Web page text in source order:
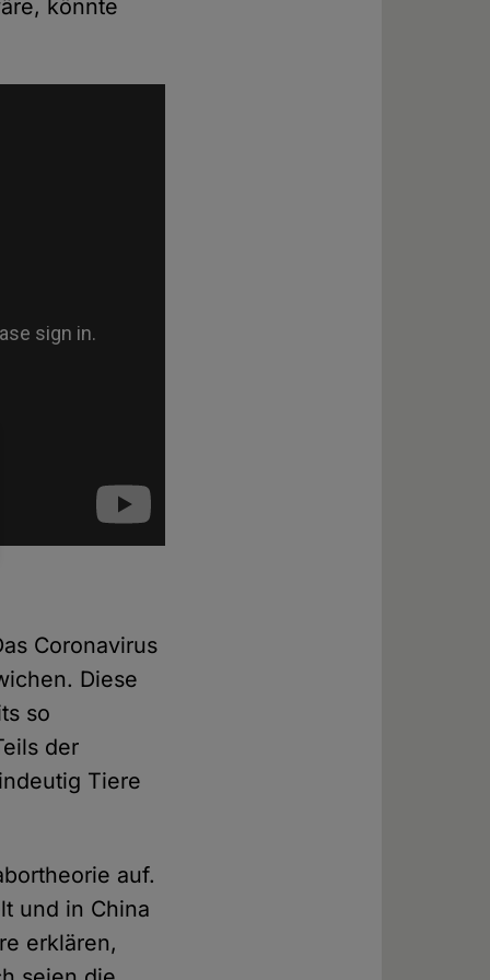
könnte
Coronavirus
Diese
so
der
Tiere
auf.
und in China
erklären,